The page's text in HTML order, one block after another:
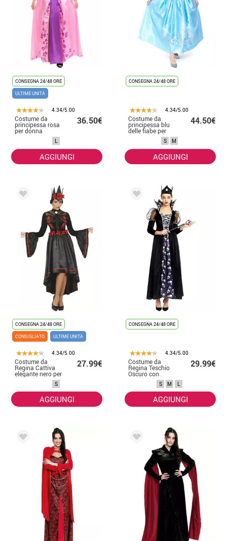
CONSEGNA 24/48 ORE
ULTIME UNITÀ
4.34/5.00
Costume da
principessa rosa
per donna
36.50€
L
AGGIUNGI
CONSEGNA 24/48 ORE
4.34/5.00
Costume da
principessa blu
delle fiabe per
44.50€
S M
AGGIUNGI
CONSEGNA 24/48 ORE
CONSIGLIATO
ULTIME UNITÀ
4.34/5.00
Costume da
Regina Cattiva
elegante nero per
donna
27.99€
S
AGGIUNGI
CONSEGNA 24/48 ORE
4.34/5.00
Costume da
Regina Teschio
Oscuro con
Corona per
29.99€
S M L
AGGIUNGI